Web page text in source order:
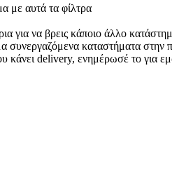
με αυτά τα φίλτρα
για να βρεις κάποιο άλλο
καταστήματα στην
κάνει delivery, ενημέρωσέ το για